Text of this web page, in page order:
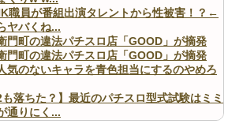
職員が番組出演タレントから性被害！？←
ヤバくね...
門町の違法パチスロ店「GOOD」が摘発
門町の違法パチスロ店「GOOD」が摘発
気のないキャラを青色担当にするのやめろ
も落ちた？】最近のパチスロ型式試験はミミ
通りにく...